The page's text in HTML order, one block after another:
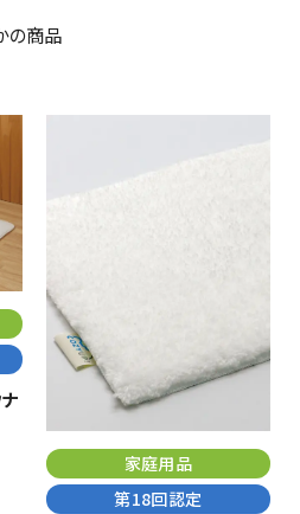
の商品
家庭用品
第18回認定